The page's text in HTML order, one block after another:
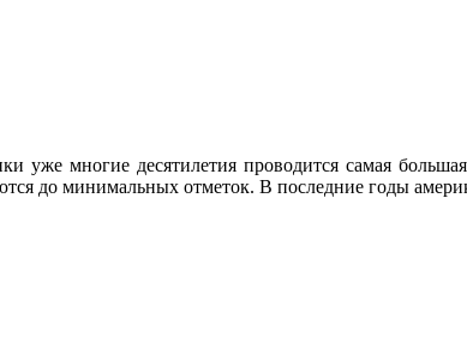
уже многие десятилетия проводится самая
до минимальных отметок. В последние годы